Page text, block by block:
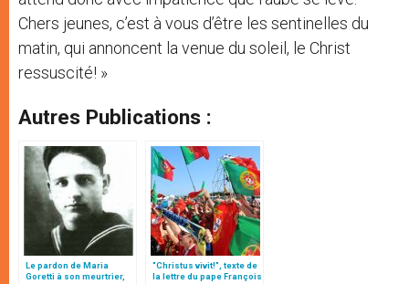
Chers jeunes, c’est à vous d’être les sentinelles du
matin, qui annoncent la venue du soleil, le Christ
ressuscité! »
Autres Publications :
Le pardon de Maria
Goretti à son meurtrier,
"Christus vivit!", texte de
la lettre du pape François